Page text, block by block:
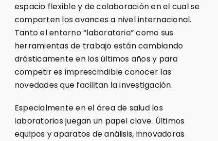
espacio flexible y de colaboración en el cual se
comparten los avances a nivel internacional.
Tanto el entorno “laboratorio” como sus
herramientas de trabajo están cambiando
drásticamente en los últimos años y para
competir es imprescindible conocer las
novedades que facilitan la investigación.
Especialmente en el área de salud los
laboratorios juegan un papel clave. Últimos
equipos y aparatos de análisis, innovadoras